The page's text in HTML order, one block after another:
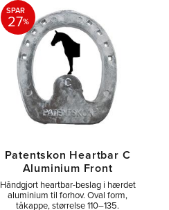
Patentskon Heartbar C
Aluminium Front
Håndgjort heartbar-beslag i hærdet
aluminium til forhov. Oval form,
tåkappe, størrelse 110–135.
SPAR
27%